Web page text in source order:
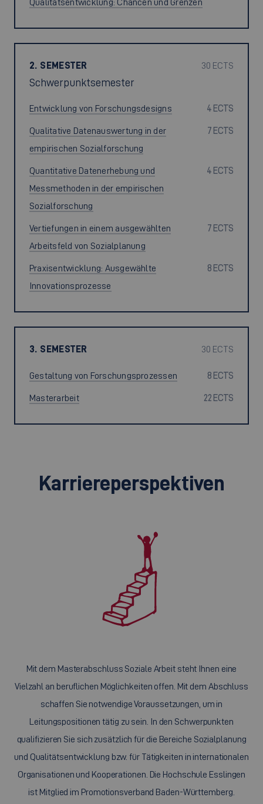
2. SEMESTER 30 ECTS
Schwerpunktsemester
Entwicklung von Forschungsdesigns 4 ECTS
Qualitative Datenauswertung in der
empirischen Sozialforschung
7 ECTS
Quantitative Datenerhebung und
Messmethoden in der empirischen
Sozialforschung
4 ECTS
Vertiefungen in einem ausgewählten
Arbeitsfeld von Sozialplanung
7 ECTS
Praxisentwicklung: Ausgewählte
Innovationsprozesse
8 ECTS
3. SEMESTER 30 ECTS
Gestaltung von Forschungsprozessen 8 ECTS
Masterarbeit 22 ECTS
Karriereperspektiven
Mit dem Masterabschluss Soziale Arbeit steht Ihnen eine
Vielzahl an beruflichen Möglichkeiten offen. Mit dem Abschluss
schaffen Sie notwendige Voraussetzungen, um in
Leitungspositionen tätig zu sein. In den Schwerpunkten
qualifizieren Sie sich zusätzlich für die Bereiche Sozialplanung
und Qualitätsentwicklung bzw. für Tätigkeiten in internationalen
Organisationen und Kooperationen. Die Hochschule Esslingen
ist Mitglied im Promotionsverband Baden-Württemberg.